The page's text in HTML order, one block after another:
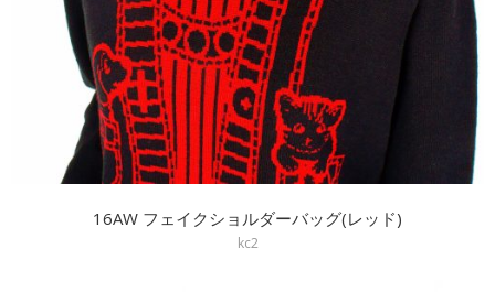
16AW フェイクショルダーバッグ(レッド)
kc2